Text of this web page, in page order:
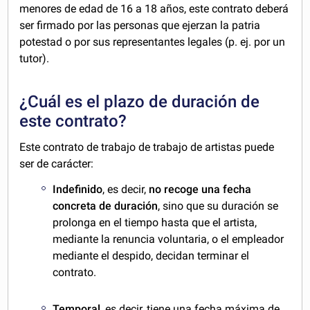
menores de edad de 16 a 18 años, este contrato deberá
ser firmado por las personas que ejerzan la patria
potestad o por sus representantes legales (p. ej. por un
tutor).
¿Cuál es el plazo de duración de
este contrato?
Este contrato de trabajo de trabajo de artistas puede
ser de carácter:
Indefinido, es decir, no recoge una fecha
concreta de duración, sino que su duración se
prolonga en el tiempo hasta que el artista,
mediante la renuncia voluntaria, o el empleador
mediante el despido, decidan terminar el
contrato.